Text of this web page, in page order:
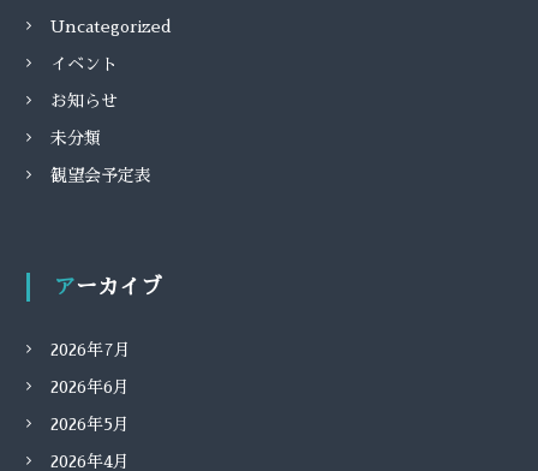
Uncategorized
イベント
お知らせ
未分類
観望会予定表
アーカイブ
2026年7月
2026年6月
2026年5月
2026年4月